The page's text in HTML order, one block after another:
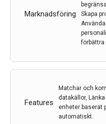
Marknadsföring
Skapa
förbättra
Features
Matchar och
datakällor,
enheter baserat
automatiskt.